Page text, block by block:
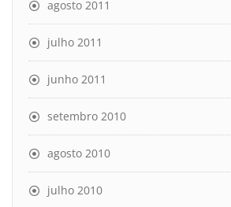
agosto 2011
julho 2011
junho 2011
setembro 2010
agosto 2010
julho 2010